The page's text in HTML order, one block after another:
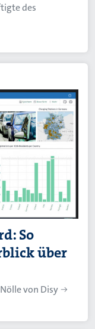
des
So
über
von Disy